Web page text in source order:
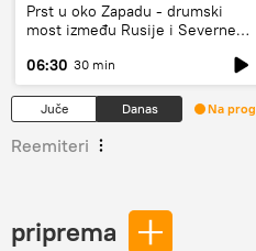
Prst u oko Zapadu - drumski
most između Rusije i Severne
06:30 30 min
Juče Danas Na
Reemiteri
priprema